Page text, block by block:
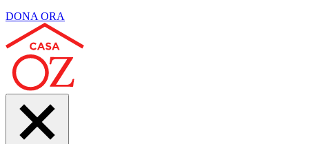
DONA ORA